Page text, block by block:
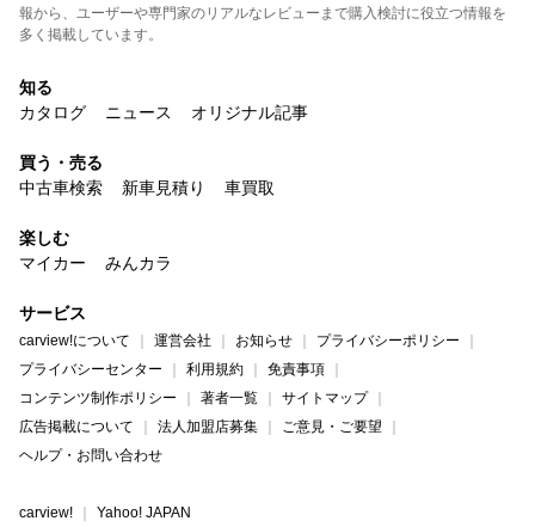
報から、ユーザーや専門家のリアルなレビューまで購入検討に役立つ情報を
多く掲載しています。
知る
カタログ
ニュース オリジナル記事
買う・売る
中古車検索
新車見積り 車買取
楽しむ
マイカー
みんカラ
サービス
carview!について 運営会社 お知らせ
プライバシーポリシー
プライバシーセンター
利用規約
免責事項
コンテンツ制作ポリシー
著者一覧
サイトマップ
広告掲載について
法人加盟店募集
ご意見・ご要望
ヘルプ・お問い合わせ
carview! Yahoo! JAPAN